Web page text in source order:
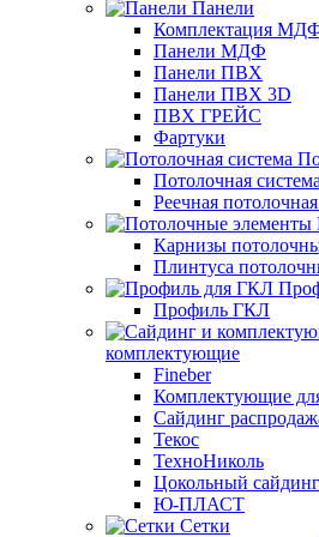
Панели
Комплектация
Панели МДФ
Панели ПВХ
Панели ПВХ 3D
ПВХ ГРЕЙС
Фартуки
Потолочная
Реечная
Карнизы
Плинтуса
Профиль ГКЛ
комплектующие
Fineber
Комплектующие
Сайдинг
Текос
ТехноНиколь
Цокольный сайдинг
Ю-ПЛАСТ
Сетки